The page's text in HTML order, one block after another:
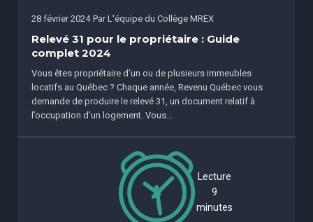
28 février 2024 Par L'équipe du Collège MREX
Relevé 31 pour le propriétaire : Guide
complet 2024
Vous êtes propriétaire d’un ou de plusieurs immeubles
locatifs au Québec ? Chaque année, Revenu Québec vous
demande de produire le relevé 31, un document relatif à
l’occupation d’un logement. Vous...
Lecture
9
minutes